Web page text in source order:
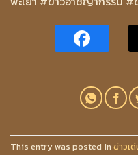
This entry was posted in ข่าวเ